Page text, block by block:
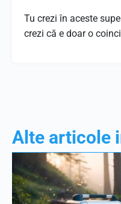
Tu crezi în aceste
crezi că e doar o
Alte articole